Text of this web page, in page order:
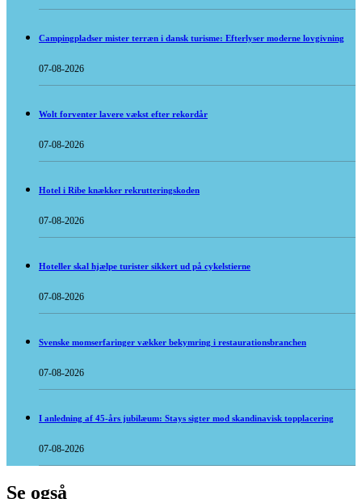
Campingpladser mister terræn i dansk turisme: Efterlyser moderne lovgivning
07-08-2026
Wolt forventer lavere vækst efter rekordår
07-08-2026
Hotel i Ribe knækker rekrutteringskoden
07-08-2026
Hoteller skal hjælpe turister sikkert ud på cykelstierne
07-08-2026
Svenske momserfaringer vækker bekymring i restaurationsbranchen
07-08-2026
I anledning af 45-års jubilæum: Stays sigter mod skandinavisk topplacering
07-08-2026
Se også